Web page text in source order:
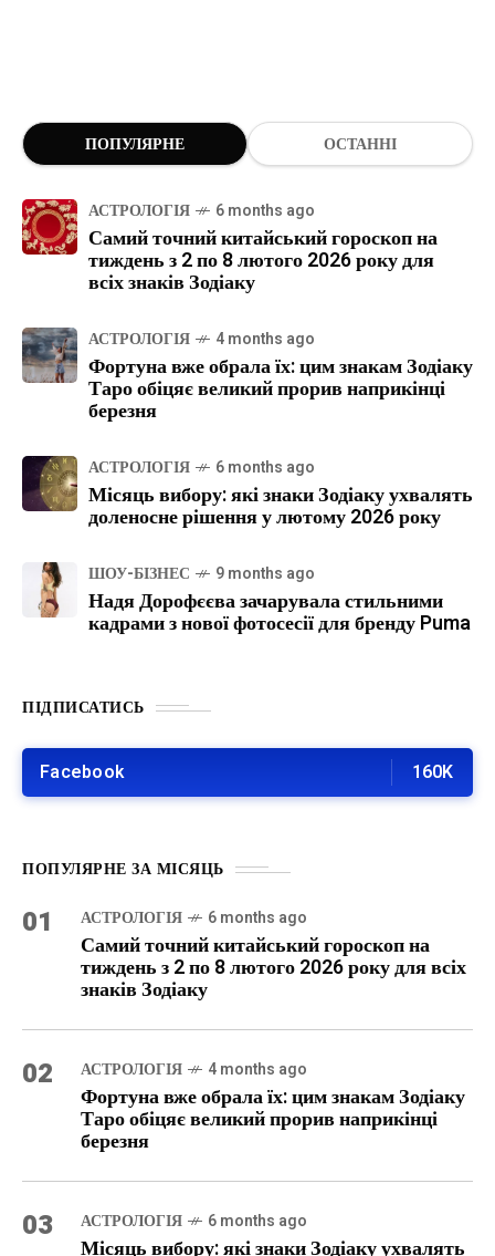
ПОПУЛЯРНЕ ОСТАННІ
АСТРОЛОГІЯ 6 months ago
Самий точний китайський гороскоп на
тиждень з 2 по 8 лютого 2026 року для
всіх знаків Зодіаку
АСТРОЛОГІЯ 4 months ago
Фортуна вже обрала їх: цим знакам Зодіаку
Таро обіцяє великий прорив наприкінці
березня
АСТРОЛОГІЯ 6 months ago
Місяць вибору: які знаки Зодіаку ухвалять
доленосне рішення у лютому 2026 року
ШОУ-БІЗНЕС 9 months ago
Надя Дорофєєва зачарувала стильними
кадрами з нової фотосесії для бренду Puma
ПІДПИСАТИСЬ
Facebook 160K
ПОПУЛЯРНЕ ЗА МІСЯЦЬ
01 АСТРОЛОГІЯ 6 months ago
Самий точний китайський гороскоп на
тиждень з 2 по 8 лютого 2026 року для всіх
знаків Зодіаку
02 АСТРОЛОГІЯ 4 months ago
Фортуна вже обрала їх: цим знакам Зодіаку
Таро обіцяє великий прорив наприкінці
березня
03 АСТРОЛОГІЯ 6 months ago
Місяць вибору: які знаки Зодіаку ухвалять